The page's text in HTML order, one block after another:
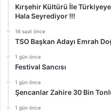
Kırşehir Kültürü İle
Hala Seyrediyor !!!
16 saat önce
TSO Başkan Adayı Emrah
1 gün önce
Festival Sancısı
1 gün önce
Şencanlar Zahire 30 Bin
1 gün önce